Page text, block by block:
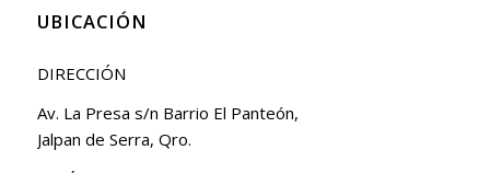
UBICACIÓN
DIRECCIÓN
Av. La Presa s/n Barrio El Panteón,
Jalpan de Serra, Qro.